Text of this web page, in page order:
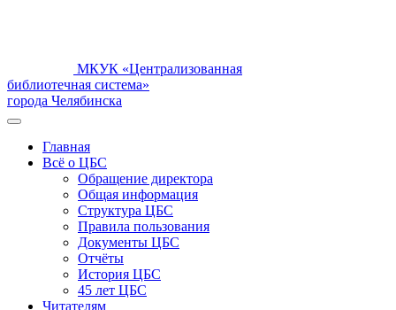
МКУК «Централизованная
библиотечная система»
города Челябинска
Главная
Всё о ЦБС
Обращение директора
Общая информация
Структура ЦБС
Правила пользования
Документы ЦБС
Отчёты
История ЦБС
45 лет ЦБС
Читателям